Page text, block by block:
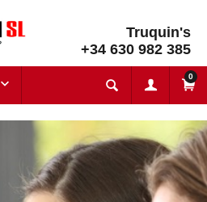
Truquin's
+34 630 982 385
0